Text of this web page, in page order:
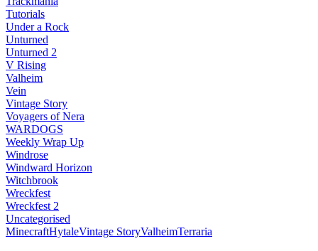
Tutorials
Under a Rock
Unturned
Unturned 2
V Rising
Valheim
Vein
Vintage Story
Voyagers of Nera
WARDOGS
Weekly Wrap Up
Windrose
Windward Horizon
Witchbrook
Wreckfest
Wreckfest 2
Uncategorised
MinecraftHytaleVintage StoryValheimTerraria